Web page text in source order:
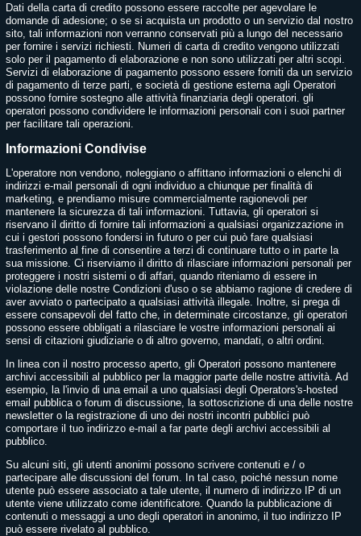
Dati della carta di credito possono essere raccolte per agevolare le
domande di adesione; o se si acquista un prodotto o un servizio dal nostro
sito, tali informazioni non verranno conservati più a lungo del necessario
per fornire i servizi richiesti. Numeri di carta di credito vengono utilizzati
solo per il pagamento di elaborazione e non sono utilizzati per altri scopi.
Servizi di elaborazione di pagamento possono essere forniti da un servizio
di pagamento di terze parti, e società di gestione esterna agli Operatori
possono fornire sostegno alle attività finanziaria degli operatori. gli
operatori possono condividere le informazioni personali con i suoi partner
per facilitare tali operazioni.
Informazioni Condivise
L'operatore non vendono, noleggiano o affittano informazioni o elenchi di
indirizzi e-mail personali di ogni individuo a chiunque per finalità di
marketing, e prendiamo misure commercialmente ragionevoli per
mantenere la sicurezza di tali informazioni. Tuttavia, gli operatori si
riservano il diritto di fornire tali informazioni a qualsiasi organizzazione in
cui i gestori possono fondersi in futuro o per cui può fare qualsiasi
trasferimento al fine di consentire a terzi di continuare tutto o in parte la
sua missione. Ci riserviamo il diritto di rilasciare informazioni personali per
proteggere i nostri sistemi o di affari, quando riteniamo di essere in
violazione delle nostre Condizioni d'uso o se abbiamo ragione di credere di
aver avviato o partecipato a qualsiasi attività illegale. Inoltre, si prega di
essere consapevoli del fatto che, in determinate circostanze, gli operatori
possono essere obbligati a rilasciare le vostre informazioni personali ai
sensi di citazioni giudiziarie o di altro governo, mandati, o altri ordini.
In linea con il nostro processo aperto, gli Operatori possono mantenere
archivi accessibili al pubblico per la maggior parte delle nostre attività. Ad
esempio, la l'invio di una email a uno qualsiasi degli Operators's-hosted
email pubblica o forum di discussione, la sottoscrizione di una delle nostre
newsletter o la registrazione di uno dei nostri incontri pubblici può
comportare il tuo indirizzo e-mail a far parte degli archivi accessibili al
pubblico.
Su alcuni siti, gli utenti anonimi possono scrivere contenuti e / o
partecipare alle discussioni del forum. In tal caso, poiché nessun nome
utente può essere associato a tale utente, il numero di indirizzo IP di un
utente viene utilizzato come identificatore. Quando la pubblicazione di
contenuti o messaggi a uno degli operatori in anonimo, il tuo indirizzo IP
può essere rivelato al pubblico.